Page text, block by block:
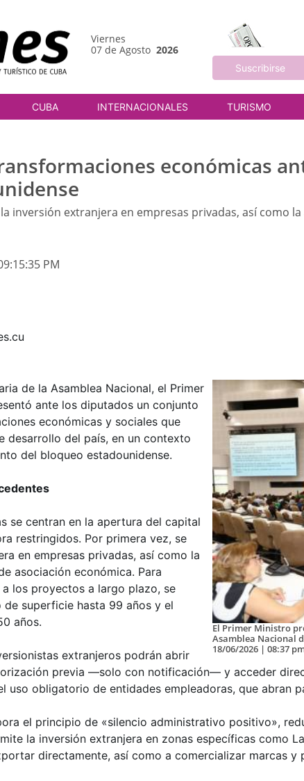
Viernes
07 de Agosto 2026
Suscribirse
CUBA INTERNACIONALES TURISMO
económicas
inversión extranjera en empresas privadas, así como
PM
El Primer Ministro
Asamblea Nacional
18/06/2026 | 08:37
de la Asamblea Nacional, el Primer
ante los diputados un conjunto
económicas y sociales que
desarrollo del país, en un contexto
del bloqueo estadounidense.
se centran en la apertura del capital
restringidos. Por primera vez, se
en empresas privadas, así como la
asociación económica. Para
los proyectos a largo plazo, se
superficie hasta 99 años y el
años.
extranjeros podrán abrir
previa —solo con notificación— y acceder
uso obligatorio de entidades empleadoras, que abran
el principio de «silencio administrativo positivo»,
la inversión extranjera en zonas específicas como
directamente, así como a comercializar marcas y